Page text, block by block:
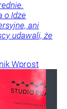
o Idze
ani
udawali, że
Wprost